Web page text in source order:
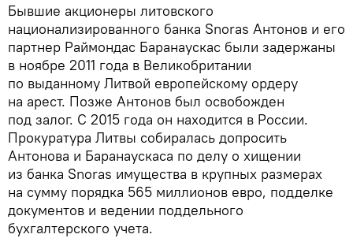
Бывшие акционеры литовского
национализированного банка Snoras Антонов и его
партнер Раймондас Баранаускас были задержаны
в ноябре 2011 года в Великобритании
по выданному Литвой европейскому ордеру
на арест. Позже Антонов был освобожден
под залог. С 2015 года он находится в России.
Прокуратура Литвы собиралась допросить
Антонова и Баранаускаса по делу о хищении
из банка Snoras имущества в крупных размерах
на сумму порядка 565 миллионов евро, подделке
документов и ведении поддельного
бухгалтерского учета.